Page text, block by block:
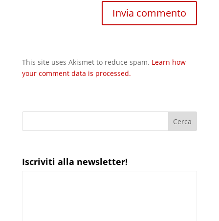
This site uses Akismet to reduce spam. Learn how
your comment data is processed.
Iscriviti alla newsletter!